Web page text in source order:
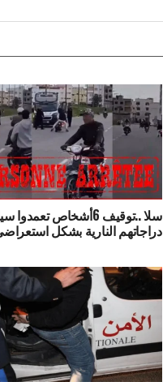
سلا ..توقيف 6أشخاص تعمدوا
دراجاتهم النارية بشكل